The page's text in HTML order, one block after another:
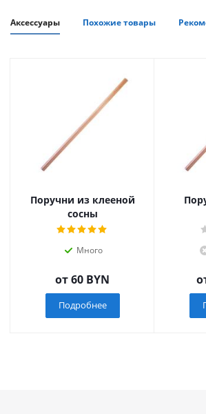
Аксессуары Похожие товары
Поручни из клееной
сосны
Много
от60 BYN
Подробнее